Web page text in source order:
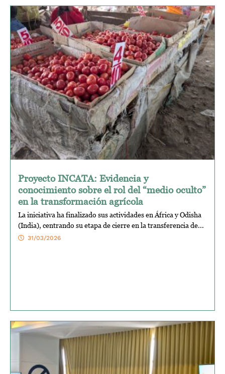
Proyecto INCATA: Evidencia y
conocimiento sobre el rol del “medio oculto”
en la transformación agrícola
La iniciativa ha finalizado sus actividades en África y Odisha
(India), centrando su etapa de cierre en la transferencia de...
31/03/2026